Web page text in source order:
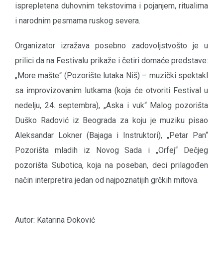
isprepletena duhovnim tekstovima i pojanjem, ritualima
i narodnim pesmama ruskog severa.
Organizator izražava posebno zadovoljstvošto je u
prilici da na Festivalu prikaže i četiri domaće predstave:
„More mašte“ (Pozorište lutaka Niš) – muzički spektakl
sa improvizovanim lutkama (koja će otvoriti Festival u
nedelju, 24. septembra), „Aska i vuk“ Malog pozorišta
Duško Radović iz Beograda za koju je muziku pisao
Aleksandar Lokner (Bajaga i Instruktori), „Petar Pan“
Pozorišta mladih iz Novog Sada i „Orfej“ Dečjeg
pozorišta Subotica, koja na poseban, deci prilagođen
način interpretira jedan od najpoznatijih grčkih mitova.
Autor: Katarina Đoković